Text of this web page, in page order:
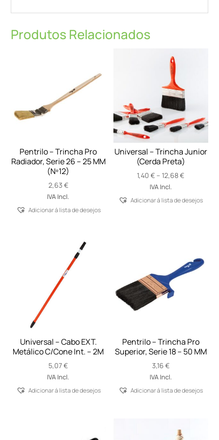
Produtos Relacionados
Pentrilo – Trincha Pro
Radiador, Serie 26 – 25 MM
(Nº12)
2,63 €
IVA Incl.
Adicionar á lista de desejos
Universal – Trincha Junior
(Cerda Preta)
1,40€ – 12,68€Price
through
IVA Incl.
Adicionar á lista de desejos
Universal – Cabo EXT.
Metálico C/Cone Int. – 2M
5,07€
IVA Incl.
Adicionar á lista de desejos
Pentrilo – Trincha Pro
Superior, Serie 18 – 50 MM
3,16 €
IVA Incl.
Adicionar á lista de desejos